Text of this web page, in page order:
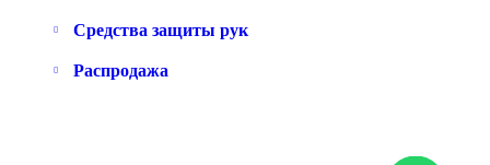
Средства защиты рук
Распродажа